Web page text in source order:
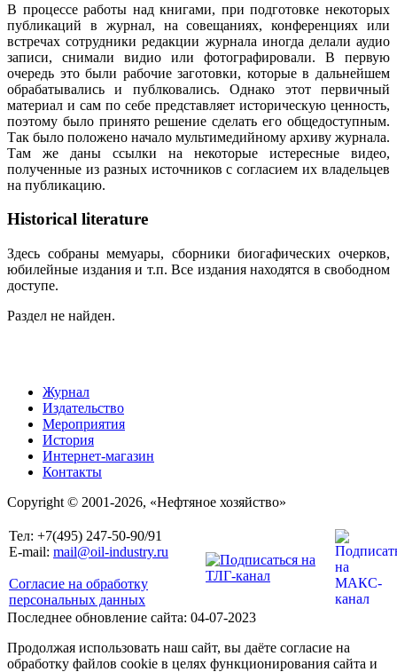
В процессе работы над книгами, при подготовке некоторых
публикаций в журнал, на совещаниях, конференциях или
встречах сотрудники редакции журнала иногда делали аудио
записи, снимали видио или фотографировали. В первую
очередь это были рабочие заготовки, которые в дальнейшем
обрабатывались и публковались. Однако этот первичный
материал и сам по себе представляет историческую ценность,
поэтому было принято решение сделать его общедоступным.
Так было положено начало мультимедийному архиву журнала.
Там же даны ссылки на некоторые истересные видео,
полученные из разных источников с согласием их владельцев
на публикацию.
Historical literature
Здесь собраны мемуары, сборники биогафических очерков,
юбилейные издания и т.п. Все издания находятся в свободном
доступе.
Раздел не найден.
Журнал
Издательство
Мероприятия
История
Интернет-магазин
Контакты
Copyright © 2001-2026, «Нефтяное хозяйство»
Тел: +7(495) 247-50-90/91
E-mail: mail@oil-industry.ru
Согласие на обработку
персональных данных
Последнее обновление сайта: 04-07-2023
Продолжая использовать наш сайт, вы даёте согласие на
обработку файлов cookie в целях функционирования сайта и